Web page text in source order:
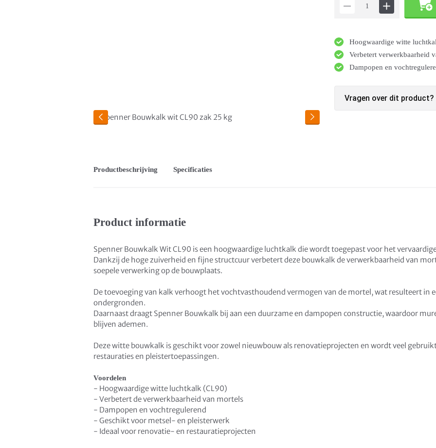
Hoogwaardige witte
Verbetert verwerkbaarheid
Dampopen en
Vragen over dit product?
Productbeschrijving Specificaties
Product informatie
Spenner Bouwkalk Wit CL90 is een hoogwaardige luchtkalk die wordt toegepast voor het
Dankzij de hoge zuiverheid en fijne structcuur verbetert deze bouwkalk de verwerkbaarheid van
soepele verwerking op de bouwplaats.
De toevoeging van kalk verhoogt het vochtvasthoudend vermogen van de mortel, wat resulteert in
ondergronden.
Daarnaast draagt Spenner Bouwkalk bij aan een duurzame en dampopen constructie, waardoor
blijven ademen.
Deze witte bouwkalk is geschikt voor zowel nieuwbouw als renovatieprojecten en wordt veel
restauraties en pleistertoepassingen.
Voordelen
- Hoogwaardige witte luchtkalk (CL90)
- Verbetert de verwerkbaarheid van mortels
- Dampopen en vochtregulerend
- Geschikt voor metsel- en pleisterwerk
- Ideaal voor renovatie- en restauratieprojecten